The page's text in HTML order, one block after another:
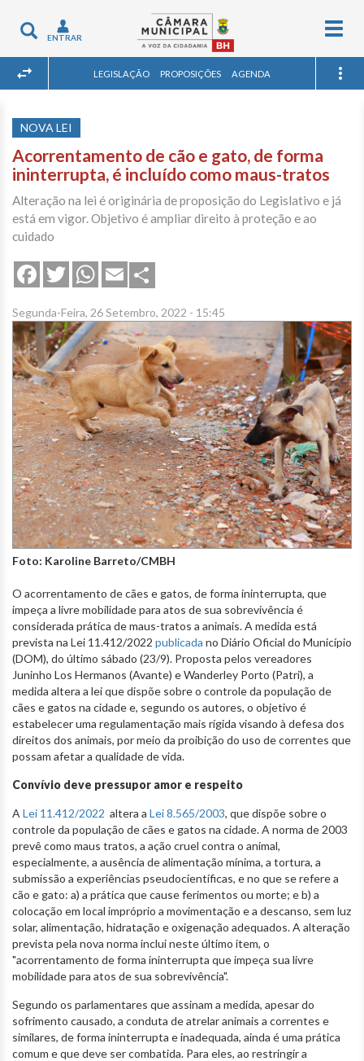
Toggle
navigation
ENTRAR
LEGISLAÇÃO PROPOSIÇÕES AGENDA
NOVA LEI
Acorrentamento de cão e gato, de forma
ininterrupta, é incluído como maus-tratos
Alteração na lei é originária de proposição do Legislativo e já
está em vigor. Objetivo é ampliar direito à proteção e ao
cuidado
FacebookTwitterWhatsApp
Email
Segunda-Feira, 26 Setembro, 2022 - 15:45
Foto: Karoline Barreto/CMBH
O acorrentamento de cães e gatos, de forma ininterrupta, que
impeça a livre mobilidade para atos de sua sobrevivência é
considerada prática de maus-tratos a animais. A medida está
prevista na Lei 11.412/2022 publicada no Diário Oficial do Município
(DOM), do último sábado (23/9). Proposta pelos vereadores
Juninho Los Hermanos (Avante) e Wanderley Porto (Patri), a
medida altera a lei que dispõe sobre o controle da população de
cães e gatos na cidade e, segundo os autores, o objetivo é
estabelecer uma regulamentação mais rígida visando à defesa dos
direitos dos animais, por meio da proibição do uso de correntes que
possam afetar a qualidade de vida.
Convívio deve pressupor amor e respeito
A Lei 11.412/2022 altera a Lei 8.565/2003, que dispõe sobre o
controle da população de cães e gatos na cidade. A norma de 2003
prevê como maus tratos, a ação cruel contra o animal,
especialmente, a ausência de alimentação mínima, a tortura, a
submissão a experiências pseudocientíficas, e no que se refere a
cão e gato: a) a prática que cause ferimentos ou morte; e b) a
colocação em local impróprio a movimentação e a descanso, sem luz
solar, alimentação, hidratação e oxigenação adequados. A alteração
prevista pela nova norma inclui neste último item, o
"acorrentamento de forma ininterrupta que impeça sua livre
mobilidade para atos de sua sobrevivência".
Segundo os parlamentares que assinam a medida, apesar do
sofrimento causado, a conduta de atrelar animais a correntes e
similares, de forma ininterrupta e inadequada, ainda é uma prática
comum e que deve ser combatida. Para eles, ao restringir a